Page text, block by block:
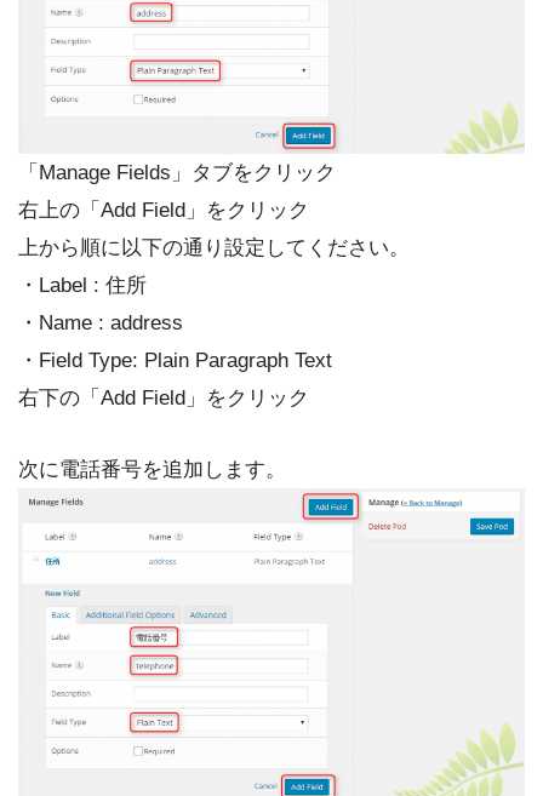
「Manage Fields」タブをクリック
右上の「Add Field」をクリック
上から順に以下の通り設定してください。
・Label : 住所
・Name : address
・Field Type: Plain Paragraph Text
右下の「Add Field」をクリック
次に電話番号を追加します。